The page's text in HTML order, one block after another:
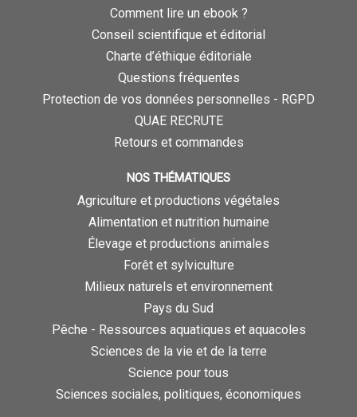
Comment lire un ebook ?
Conseil scientifique et éditorial
Charte d’éthique éditoriale
Questions fréquentes
Protection de vos données personnelles - RGPD
QUAE RECRUTE
Retours et commandes
NOS THÉMATIQUES
Agriculture et productions végétales
Alimentation et nutrition humaine
Élevage et productions animales
Forêt et sylviculture
Milieux naturels et environnement
Pays du Sud
Pêche - Ressources aquatiques et aquacoles
Sciences de la vie et de la terre
Science pour tous
Sciences sociales, politiques, économiques